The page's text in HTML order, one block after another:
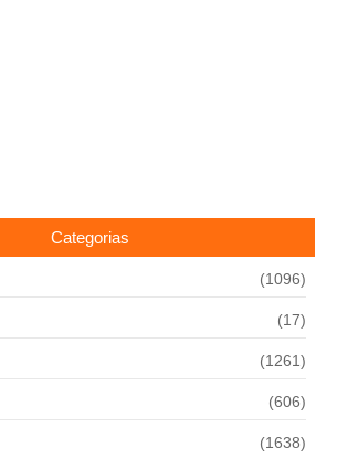
Categorias
(1096)
(17)
(1261)
(606)
(1638)